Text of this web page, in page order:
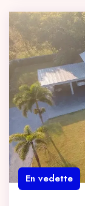
En vedette